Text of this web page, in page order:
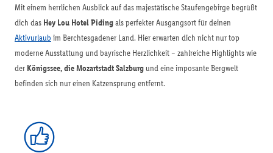
Mit einem herrlichen Ausblick auf das majestätische Staufengebirge begrüßt
dich das Hey Lou Hotel Pidingals perfekter Ausgangsort für deinen
Aktivurlaub im Berchtesgadener Land. Hier erwarten dich nicht nur top
moderne Ausstattung und bayrische Herzlichkeit – zahlreiche Highlights wie
der Königssee, die Mozartstadt Salzburg und eine imposante Bergwelt
befinden sich nur einen Katzensprung entfernt.